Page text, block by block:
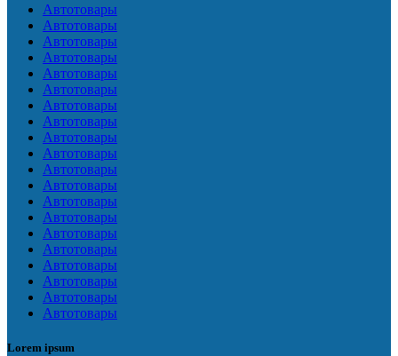
Автотовары
Автотовары
Автотовары
Автотовары
Автотовары
Автотовары
Автотовары
Автотовары
Автотовары
Автотовары
Автотовары
Автотовары
Автотовары
Автотовары
Автотовары
Автотовары
Автотовары
Автотовары
Автотовары
Автотовары
Lorem ipsum